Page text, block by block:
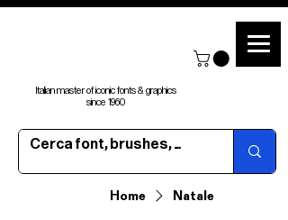
Italian master of iconic fonts & graphics
since 1960
Home Natale